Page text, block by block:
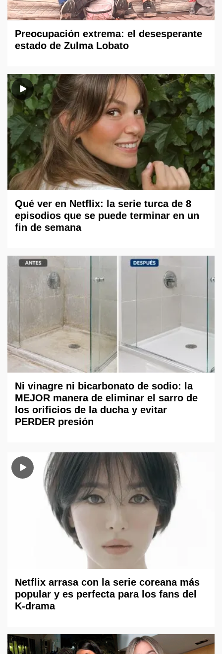
Preocupación extrema: el desesperante
estado de Zulma Lobato
Qué ver en Netflix: la serie turca de 8
episodios que se puede terminar en un
fin de semana
Ni vinagre ni bicarbonato de sodio: la
MEJOR manera de eliminar el sarro de
los orificios de la ducha y evitar
PERDER presión
Netflix arrasa con la serie coreana más
popular y es perfecta para los fans del
K-drama